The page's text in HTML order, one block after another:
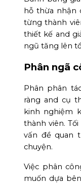
hỗ thừa nhận
từng thành
thiết kế and
ngũ tăng lên
Phân ngã
Phân phân
ràng and cụ
kinh nghiệm
thành viên.
vấn đề quan
chuyện.
Việc phân
muốn dựa